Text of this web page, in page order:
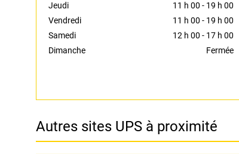
Jeudi
11 h 00 - 19 h 00
Vendredi
11 h 00 - 19 h 00
Samedi
12 h 00 - 17 h 00
Dimanche
Fermée
Autres sites UPS à proximité